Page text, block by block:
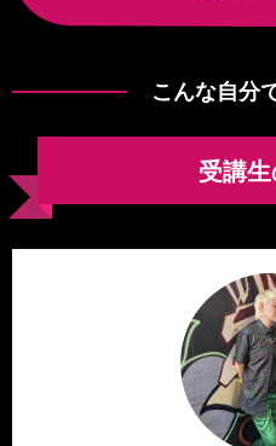
こんな自分
受講